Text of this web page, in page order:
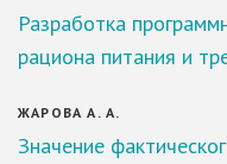
Разработка
рациона питания и
ЖАРОВА А. А.
Значение